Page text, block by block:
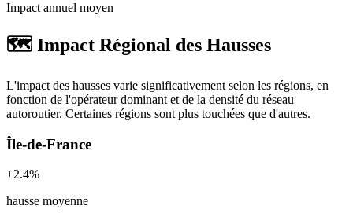
Impact annuel moyen
🗺️ Impact Régional des Hausses
L'impact des hausses varie significativement selon les régions, en
fonction de l'opérateur dominant et de la densité du réseau
autoroutier. Certaines régions sont plus touchées que d'autres.
Île-de-France
+2.4%
hausse moyenne